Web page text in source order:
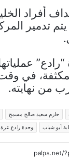
أفراد
تدمير
في وقت
من نهايته.
حازم سعيد صالح مسمح
أبو شباب وحدة رادع غزة